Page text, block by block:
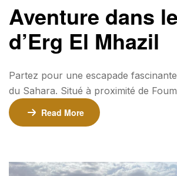
Aventure dans
d’Erg El Mhazil
Partez pour une escapade
du Sahara. Situé à proximité de
Mhazil offre un refuge paisible au
dorées. Passez une nuit magique
📍 Point de départ : Foum Zguid
Read More